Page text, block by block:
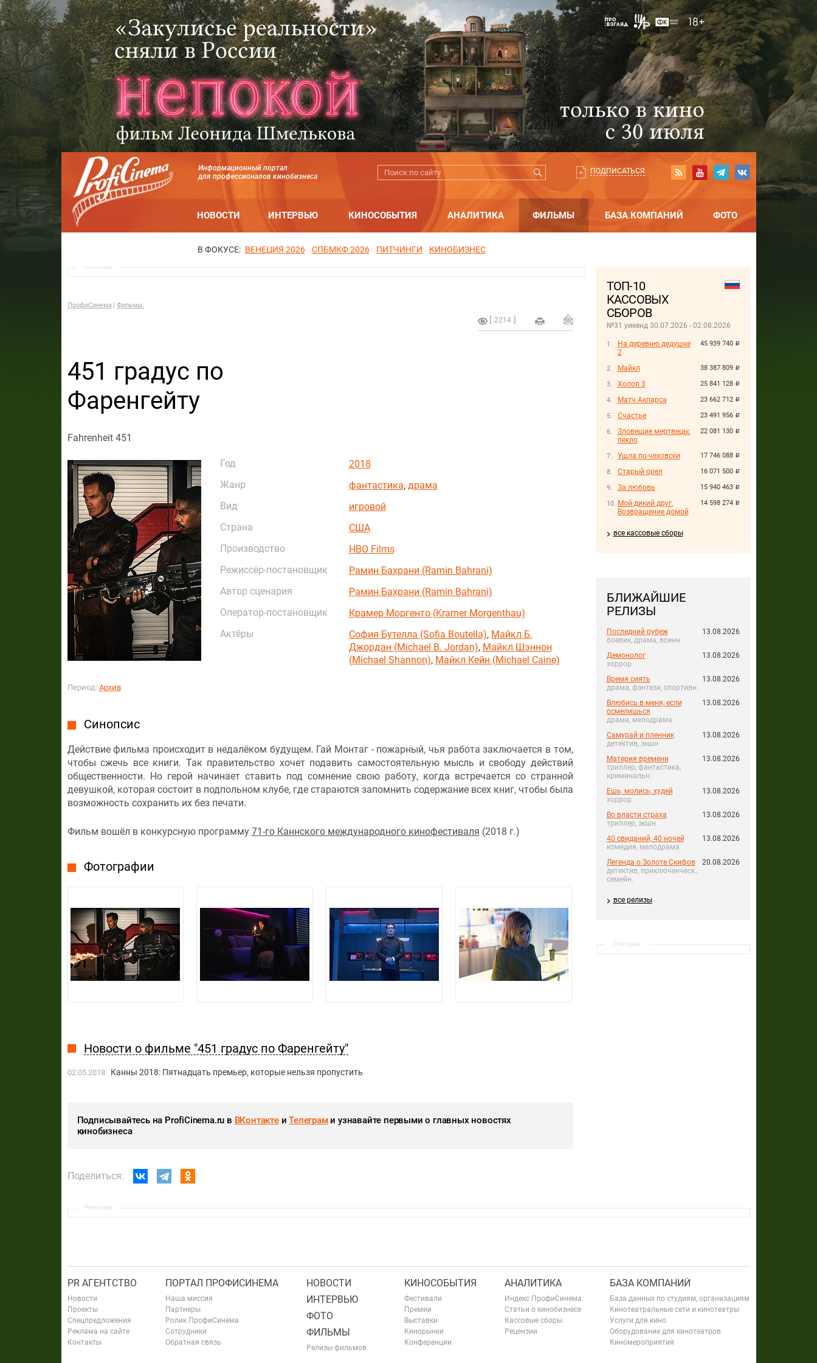
Информационный портал
для профессионалов кинобизнеса
ПОДПИСАТЬСЯ
НОВОСТИ ИНТЕРВЬЮ КИНОСОБЫТИЯ АНАЛИТИКА ФИЛЬМЫ БАЗА КОМПАНИЙ ФОТО
В ФОКУСЕ: ВЕНЕЦИЯ 2026 СПБМКФ 2026 ПИТЧИНГИ КИНОБИЗНЕС
ТОП-10
КАССОВЫХ
СБОРОВ
№31 уикенд 30.07.2026 - 02.08.2026
45 939 740 руб.
На деревню дедушке
2
38 387 809 руб.
Майкл
25 841 128 руб.
Холоп 3
23 662 712 руб.
Матч Акпарса
23 491 956 руб.
Счастье
22 081 130 руб.
Зловещие мертвецы:
пекло
17 746 088 руб.
Ушла по-чеховски
16 071 500 руб.
Старый орел
15 940 463 руб.
За любовь
14 598 274 руб.
Мой дикий друг.
Возвращение домой
все кассовые сборы
БЛИЖАЙШИЕ
РЕЛИЗЫ
Последний рубеж
боевик, драма, военн.
13.08.2026
Демонолог
хоррор
13.08.2026
Время сиять
драма, фэнтези, спортивн.
13.08.2026
Влюбись в меня, если
осмелишься
драма, мелодрама
13.08.2026
Самурай и пленник
детектив, экшн
13.08.2026
Материя времени
триллер, фантастика,
криминальн.
13.08.2026
Ешь, молись, худей
хоррор
13.08.2026
Во власти страха
триллер, экшн
13.08.2026
40 свиданий, 40 ночей
комедия, мелодрама
13.08.2026
Легенда о Золоте Скифов
детектив, приключенческ.,
семейн.
20.08.2026
все релизы
Реклама
Реклама
ПрофиСинема Фильмы.
2214
451 градус по
Фаренгейту
Fahrenheit 451
Период: Архив
Год
2018
Жанр
фантастика, драма
Вид
игровой
Страна
США
Производство
HBO Films
Режиссёр-постановщик
Рамин Бахрани (Ramin Bahrani)
Автор сценария
Рамин Бахрани (Ramin Bahrani)
Оператор-постановщик
Крамер Моргенто (Kramer Morgenthau)
Актёры
София Бутелла (Sofia Boutella), Майкл Б.
Джордан (Michael B. Jordan), Майкл Шэннон
(Michael Shannon), Майкл Кейн (Michael Caine)
Синопсис
Действие фильма происходит в недалёком будущем. Гай Монтаг - пожарный, чья работа заключается в том,
чтобы сжечь все книги. Так правительство хочет подавить самостоятельную мысль и свободу действий
общественности. Но герой начинает ставить под сомнение свою работу, когда встречается со странной
девушкой, которая состоит в подпольном клубе, где стараются запомнить содержание всех книг, чтобы была
возможность сохранить их без печати.
Фильм вошёл в конкурсную программу 71-го Каннского международного кинофестиваля (2018 г.)
Фотографии
Новости о фильме "451 градус по Фаренгейту"
02.05.2018 Канны 2018: Пятнадцать премьер, которые нельзя пропустить
Подписывайтесь на ProfiCinema.ru в ВКонтактеиТелеграми узнавайте первыми о главных новостях
кинобизнеса
Поделиться:
Реклама
PR АГЕНТСТВО
Новости
Проекты
Спецпредложения
Реклама на сайте
Контакты
ПОРТАЛ ПРОФИСИНЕМА
Наша миссия
Партнеры
Ролик ПрофиСинема
Сотрудники
Обратная связь
НОВОСТИ
ИНТЕРВЬЮ
ФОТО
ФИЛЬМЫ
Релизы фильмов
КИНОСОБЫТИЯ
Фестивали
Премии
Выставки
Кинорынки
Конференции
АНАЛИТИКА
Индекс ПрофиСинема
Статьи о кинобизнесе
Кассовые сборы
Рецензии
БАЗА КОМПАНИЙ
База данных по студиям, организациям
Кинотеатральные сети и кинотеатры
Услуги для кино
Оборудование для кинотеатров
Киномероприятия